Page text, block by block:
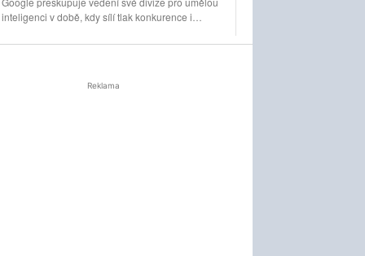
inteligenci v době, kdy sílí tlak konkurence i
každodenní řízení DeepMind a zaměří se na vývoj
Reklama